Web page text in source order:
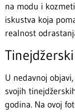
na modu i
iskustva koja
realnost
U nedavnoj
svojih
godina. Na ovoj